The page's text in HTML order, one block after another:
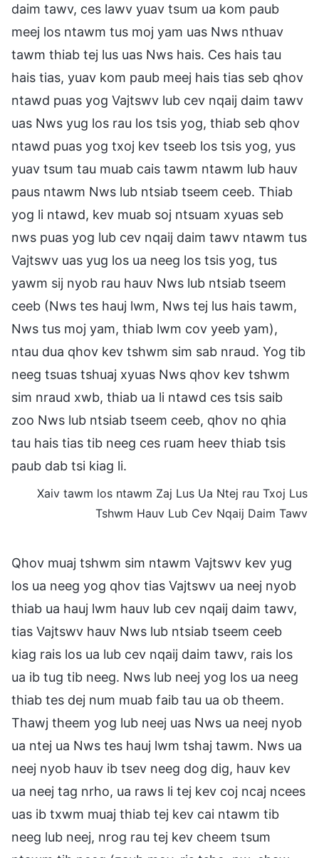
daim tawv, ces lawv yuav tsum ua kom paub
meej los ntawm tus moj yam uas Nws nthuav
tawm thiab tej lus uas Nws hais. Ces hais tau
hais tias, yuav kom paub meej hais tias seb qhov
ntawd puas yog Vajtswv lub cev nqaij daim tawv
uas Nws yug los rau los tsis yog, thiab seb qhov
ntawd puas yog txoj kev tseeb los tsis yog, yus
yuav tsum tau muab cais tawm ntawm lub hauv
paus ntawm Nws lub ntsiab tseem ceeb. Thiab
yog li ntawd, kev muab soj ntsuam xyuas seb
nws puas yog lub cev nqaij daim tawv ntawm tus
Vajtswv uas yug los ua neeg los tsis yog, tus
yawm sij nyob rau hauv Nws lub ntsiab tseem
ceeb (Nws tes hauj lwm, Nws tej lus hais tawm,
Nws tus moj yam, thiab lwm cov yeeb yam),
ntau dua qhov kev tshwm sim sab nraud. Yog tib
neeg tsuas tshuaj xyuas Nws qhov kev tshwm
sim nraud xwb, thiab ua li ntawd ces tsis saib
zoo Nws lub ntsiab tseem ceeb, qhov no qhia
tau hais tias tib neeg ces ruam heev thiab tsis
paub dab tsi kiag li.
Xaiv tawm los ntawm Zaj Lus Ua Ntej rau Txoj Lus
Tshwm Hauv Lub Cev Nqaij Daim Tawv
Qhov muaj tshwm sim ntawm Vajtswv kev yug
los ua neeg yog qhov tias Vajtswv ua neej nyob
thiab ua hauj lwm hauv lub cev nqaij daim tawv,
tias Vajtswv hauv Nws lub ntsiab tseem ceeb
kiag rais los ua lub cev nqaij daim tawv, rais los
ua ib tug tib neeg. Nws lub neej yog los ua neeg
thiab tes dej num muab faib tau ua ob theem.
Thawj theem yog lub neej uas Nws ua neej nyob
ua ntej ua Nws tes hauj lwm tshaj tawm. Nws ua
neej nyob hauv ib tsev neeg dog dig, hauv kev
ua neej tag nrho, ua raws li tej kev coj ncaj ncees
uas ib txwm muaj thiab tej kev cai ntawm tib
neeg lub neej, nrog rau tej kev cheem tsum